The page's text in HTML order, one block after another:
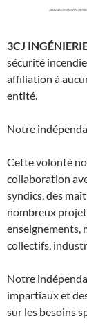
3CJ
sécurité
affiliation à
entité.
Notre
Cette volonté
collaboration
syndics, des
nombreux
enseignements,
collectifs,
Notre
impartiaux et
sur les besoins